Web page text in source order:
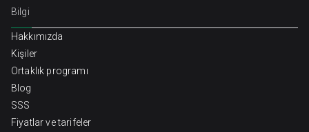
Bilgi
Hakkımızda
Kişiler
Ortaklık programı
Blog
SSS
Fiyatlar ve tarifeler